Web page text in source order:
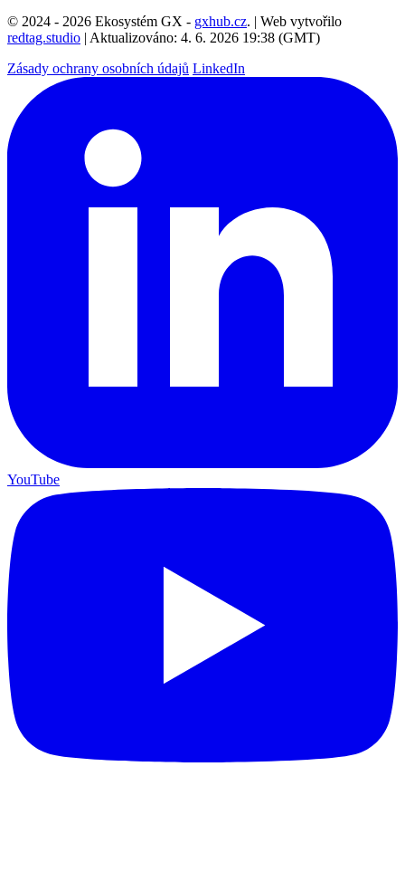
© 2024 - 2026 Ekosystém GX - gxhub.cz. | Web vytvořilo
redtag.studio | Aktualizováno: 4. 6. 2026 19:38 (GMT)
Zásady ochrany osobních údajů LinkedIn
YouTube